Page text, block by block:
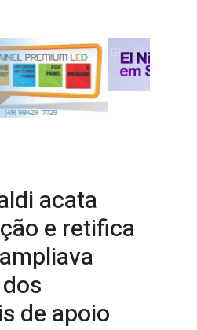
acata
e retifica
de apoio